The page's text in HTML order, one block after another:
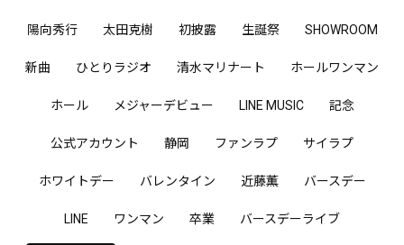
陽向秀行 太田克樹 初披露 生誕祭 SHOWROOM
新曲 ひとりラジオ 清水マリナート ホールワンマン
ホール メジャーデビュー LINE MUSIC 記念
公式アカウント 静岡 ファンラプ サイラプ
ホワイトデー バレンタイン 近藤薫 バースデー
LINE ワンマン 卒業 バースデーライブ